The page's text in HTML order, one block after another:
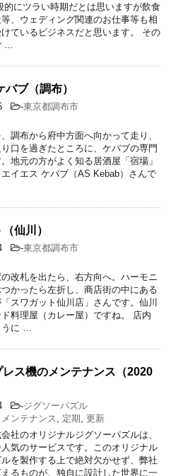
的にツラい時期だとは思いますが飲食
、ウェディング関連のお仕事等も相
ているビジネスだと思います。 その
…
バブ（調布）
-東京都調布市
調布から府中方面へ向かって走り、
口を過ぎたところに、ケバブの専門
地元の方がよく知る居酒屋「宿場」
イエス ケバブ（AS Kebab）さんで
仙川）
-東京都調布市
改札を出たら、右方向へ。ハーモニ
かったら左折し、商店街の中にある
スワガット仙川店」さんです。仙川
料理屋（カレー屋）ですね。 店内
うに …
ス機のメンテナンス（2020
-ジグソーパズル
メンテナンス , 定期, 更新
社のオリジナルジグソーパズルは、
気のサービスです。このオリジナル
を製作する上で絶対欠かせず、弊社
るものが、独自に設計した世界に一